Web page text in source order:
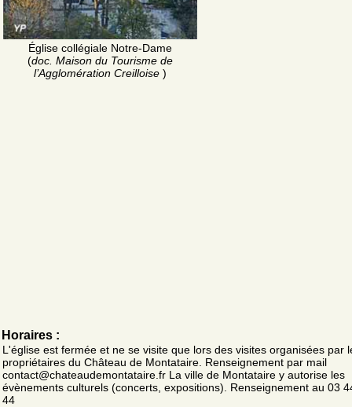
Église collégiale Notre-Dame
(doc. Maison du Tourisme de
l’Agglomération Creilloise )
Horaires :
L'église est fermée et ne se visite que lors des visites organisées par
propriétaires du Château de Montataire. Renseignement par mail
contact@chateaudemontataire.fr La ville de Montataire y autorise les
évènements culturels (concerts, expositions). Renseignement au 03
44